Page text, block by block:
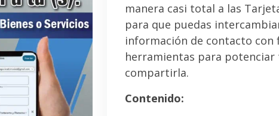
manera casi total a las
para que puedas
información de contacto con
herramientas para potenciar
compartirla.
Contenido: